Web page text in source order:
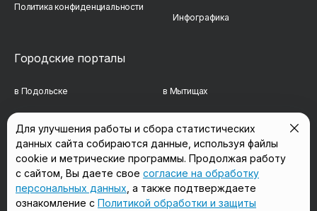
Политика конфиденциальности
Инфографика
Городские порталы
в Подольске в Мытищах
в Сергиевом Посаде в Люберцах
в Красногорске в Королёве
в Домодедово в Щёлково
Для улучшения работы и сбора статистических
данных сайта собираются данные, используя файлы
cookie и метрические программы. Продолжая работу
с сайтом, Вы даете свое согласие на обработку
персональных данных , а также подтверждаете
ознакомление с Политикой обработки и защиты